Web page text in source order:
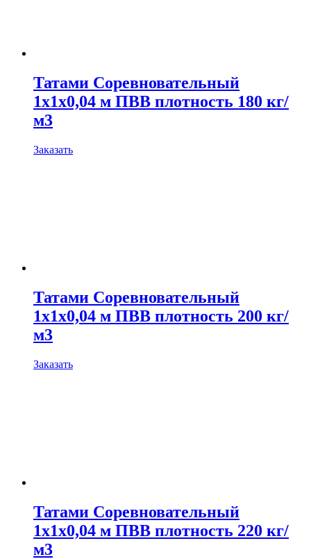
Татами Соревновательный
1х1х0,04 м ПВВ плотность 180 кг/
м3
Заказать
Татами Соревновательный
1х1х0,04 м ПВВ плотность 200 кг/
м3
Заказать
Татами Соревновательный
1х1х0,04 м ПВВ плотность 220 кг/
м3